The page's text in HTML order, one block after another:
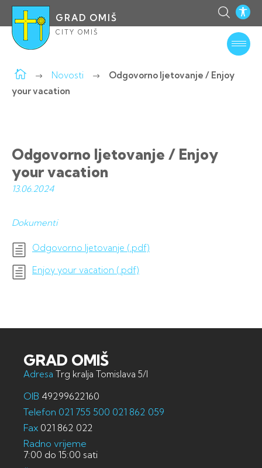
GRAD OMIŠ
CITY OMIŠ
Novosti
Odgovorno ljetovanje / Enjoy
your vacation
Odgovorno ljetovanje / Enjoy
your vacation
13.06.2024
Dokumenti
Odgovorno ljetovanje (.pdf)
Enjoy your vacation (.pdf)
GRAD OMIŠ
Adresa Trg kralja Tomislava 5/I
OIB 49299622160
Telefon 021 755 500 021 862 059
Fax 021 862 022
Radno vrijeme
7:00 do 15:00 sati